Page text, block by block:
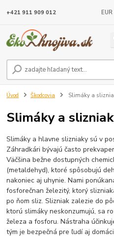
EUR
+421 911 909 012
Úvod Škodcovia Slimáky a
Slimáky a
Slimáky a hlavne slizniaky sú v
Záhradkári bývajú často
Väčšina bežne dostupných
(metaldehyd), ktoré spôsobujú
nakoniec aj uhynie. Nami
fosforečnan železitý, ktorý
po ňom sliz. Slizniak zalezie do
ktorú slimáky neskonzumujú, sa
železa a fosforu. Nástraha
tým je bezpečná pre ľudí aj